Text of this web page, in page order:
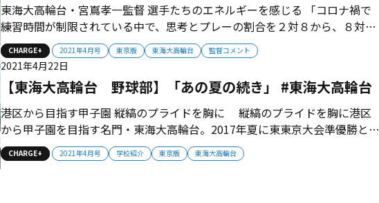
CHARGE+ 2021年4月号 東京版 東海大高輪台 監督コメント
東海大高輪台・宮嶌孝一監督 選手たちのエネルギーを感じる 「コロナ禍で
練習時間が制限されている中で、思考とプレーの割合を２対８から、８対２
に変えるくらいの気持ちで取り組んできました。野球に飢えた選手たちのエ
ネルギーを、最大出力に導くことが指導者の役割だと思っています」 【監督
プロフィール】1979年東京都生まれ。東海大...
CHARGE+ 2021年4月号 学校紹介 東京版 東海大高輪台
【東海大高輪台 野球部】「あの夏の続き」 #東海大高輪台
2021年4月22日
港区から目指す甲子園 縦縞のプライドを胸に 縦縞のプライドを胸に港区
から甲子園を目指す名門・東海大高輪台。2017年夏に東東京大会準優勝とな
ったチームは、あのとき越えられなかった壁に挑む。 ■野球に飢えた選手た
ち 意欲あふれる選手たちを、程よい緊張感が包み込んでいく。 東海大高